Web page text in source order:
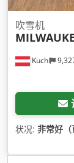
Kuchl
吹雪机
状况: 非常好（